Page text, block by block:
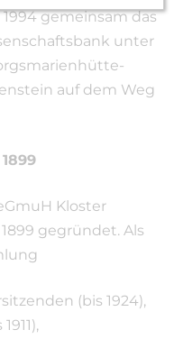
gemeinsam das
unter
auf dem Weg
Kloster
gegründet. Als
(bis 1924),